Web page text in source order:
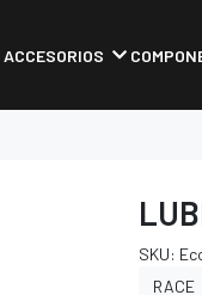
ACCESORIOS
SKU:
RACE